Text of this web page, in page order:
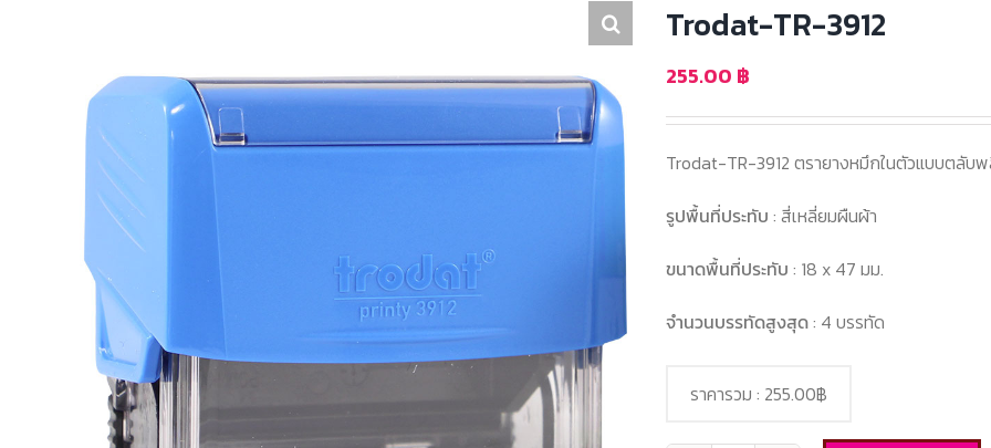
Trodat-TR-3912
255.00 ฿
Trodat-TR-3912 ตรายางหมึกในตัวแบบตลับ
รูปพื้นที่ประทับ : สี่เหลี่ยมผืนผ้า
ขนาดพื้นที่ประทับ : 18 x 47 มม.
จำนวนบรรทัดสูงสุด: 4 บรรทัด
ราคารวม : 255.00฿